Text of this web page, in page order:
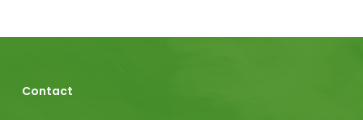
Contact